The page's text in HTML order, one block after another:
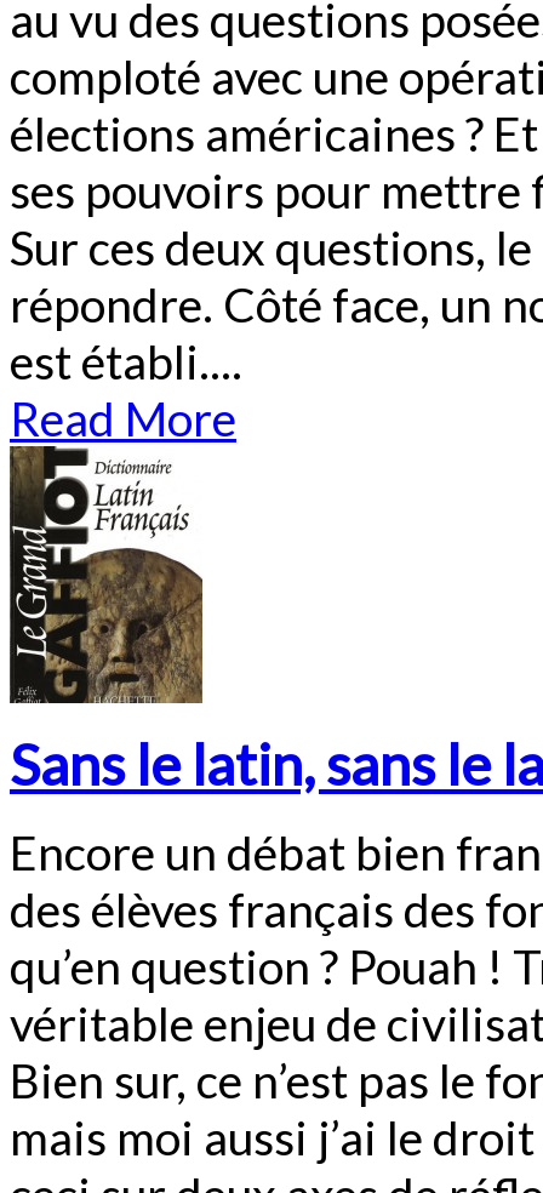
au vu des questions
comploté avec une
élections américaines ?
ses pouvoirs pour mettre
Sur ces deux questions,
répondre. Côté face, un
est établi....
Read More
Sans le latin, sans le
Encore un débat bien
des élèves français des
qu’en question ? Pouah
véritable enjeu de
Bien sur, ce n’est pas le
mais moi aussi j’ai le